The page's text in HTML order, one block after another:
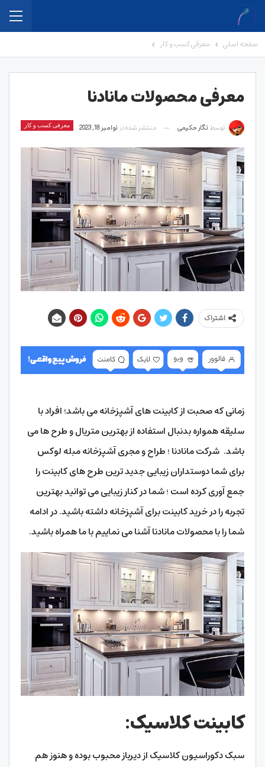
صفحه اصلی معرفی کسب و کار
معرفی محصولات مانادنا
معرفی کسب و کار توسط نگار حکیمی منتشر شده در نوامبر 18, 2023
اشتراک
زمانی که صحبت از کابینت های آشپزخانه می باشد؛ افراد با
سلیقه همواره بدنبال استفاده از بهترین متریال و طرح ها می
باشد. شرکت مانادنا ؛ طراح و مجری آشپزخانه مبله لوکس
برای شما دوستداران زیبایی جدید ترین طرح های کابینت را
جمع آوری کرده است ؛ شما در کنار زیبایی می توانید بهترین
تجربه را در خرید کابینت برای آشپزخانه داشته باشید. در ادامه
شما را با محصولات مانادنا آشنا می نماییم با ما همراه باشید.
کابینت کلاسیک:
سبک دکوراسیون کلاسیک از دیرباز محبوب بوده و هنوز هم